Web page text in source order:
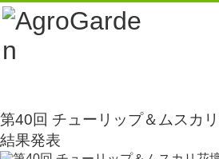
第40回 チューリップ＆ムスカ
結果発表